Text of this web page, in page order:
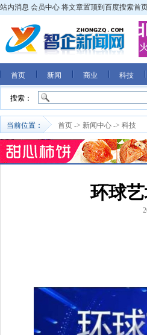
站内消息 会员中心 将文章置顶到百度搜索首
首页 新闻 商业 科技
搜索：
当前位置： 首页 -> 新闻中心 -> 科技
环球